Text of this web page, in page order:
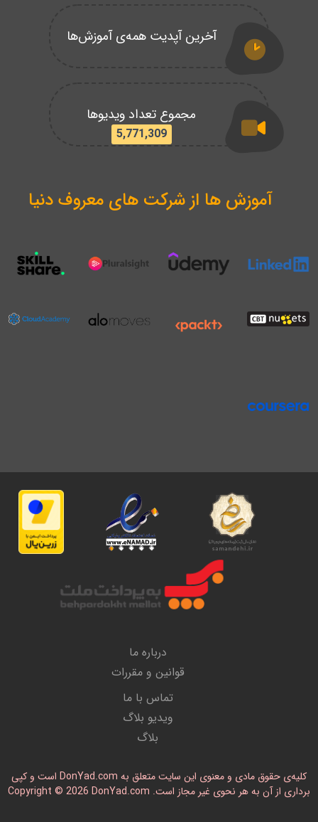
آخرین آپدیت همه‌ی آموزش‌ها
مجموع تعداد ویدیوها
5,771,309
آموزش ها از شرکت های معروف دنیا
درباره ما
قوانین و مقررات
تماس با ما
ویدیو بلاگ
بلاگ
کلیه‌ی حقوق مادی و معنوی این سایت متعلق به DonYad.com است و کپی
برداری از آن به هر نحوی غیر مجاز است. Copyright © 2026 DonYad.com